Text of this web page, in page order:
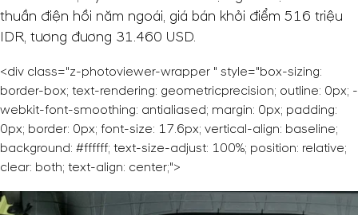
thuần điện hồi năm ngoái, giá bán khởi điểm 516 triệu
IDR, tương đương 31.460 USD.
<div class="z-photoviewer-wrapper " style="box-sizing:
border-box; text-rendering: geometricprecision; outline: 0px; -
webkit-font-smoothing: antialiased; margin: 0px; padding:
0px; border: 0px; font-size: 17.6px; vertical-align: baseline;
background: #ffffff; text-size-adjust: 100%; position: relative;
clear: both; text-align: center;">